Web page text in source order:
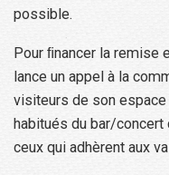
possible.
Pour ﬁnancer la remise
lance un appel à la
visiteurs de son espace
habitués du bar/concert
ceux qui adhèrent aux